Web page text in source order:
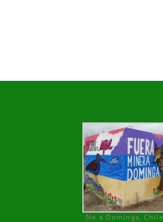
No a Dominga, Chile